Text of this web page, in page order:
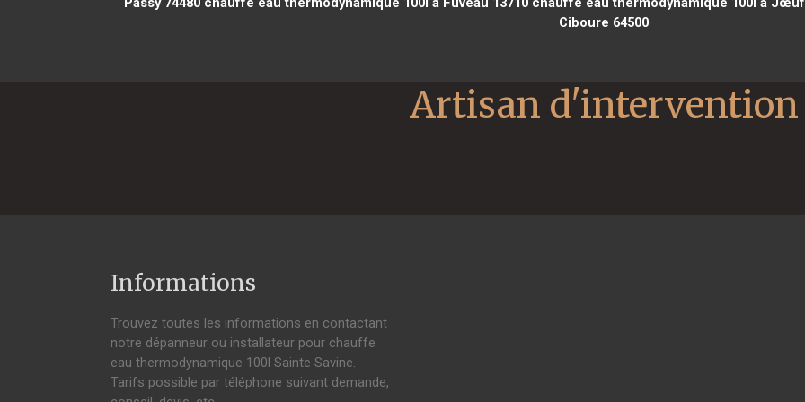
Ciboure 64500
Informations
Trouvez toutes les informations en contactant
notre dépanneur ou installateur pour chauffe
eau thermodynamique 100l Sainte Savine.
Tarifs possible par téléphone suivant demande,
Artisan d'intervention